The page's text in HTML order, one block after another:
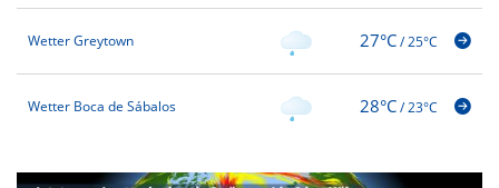
Wetter Greytown 27°C/25°C
Wetter Boca de Sábalos 28°C/23°C